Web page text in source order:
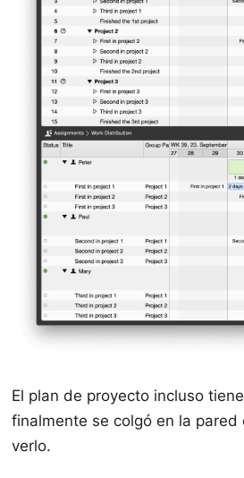
El plan de proyecto incluso
finalmente se colgó en la
verlo.